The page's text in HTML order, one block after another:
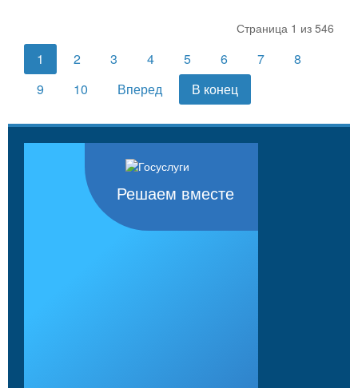
Страница 1 из 546
1 2 3 4 5 6 7
8
9
10 Вперед В конец
Решаем вместе